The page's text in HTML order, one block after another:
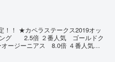
！！ ★カペラステークス2019オッ
ング 2.5倍 ２番人気 ゴールドク
ージーニアス 8.0倍 ４番人気